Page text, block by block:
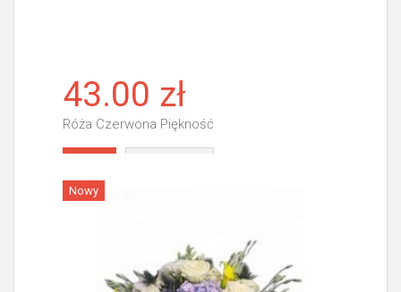
43.00 zł
Róża Czerwona Piękność
Nowy